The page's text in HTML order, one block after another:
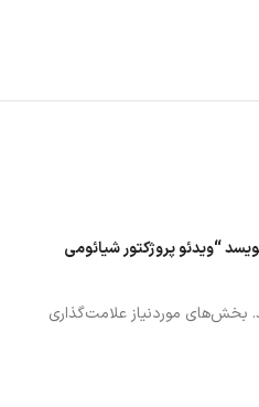
خوبی را ارائه می کند.
“ویدئو پروژکتور شیائومی
بخش‌های موردنیاز علامت‌گذاری